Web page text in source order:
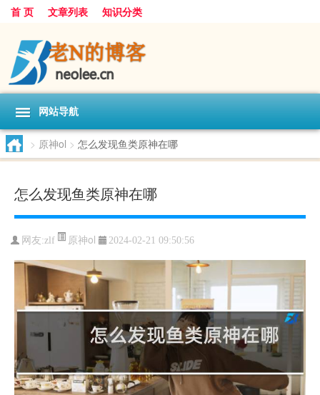
首 页 文章列表 知识分类
网站导航
> 原神ol > 怎么发现鱼类原神在哪
怎么发现鱼类原神在哪
网友:zlf 原神ol 2024-02-21 09:50:56